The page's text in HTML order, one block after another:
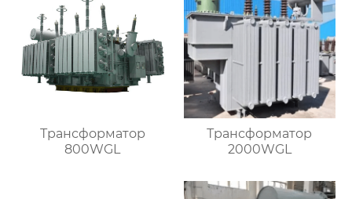
Трансформатор
800WGL
Трансформатор
2000WGL